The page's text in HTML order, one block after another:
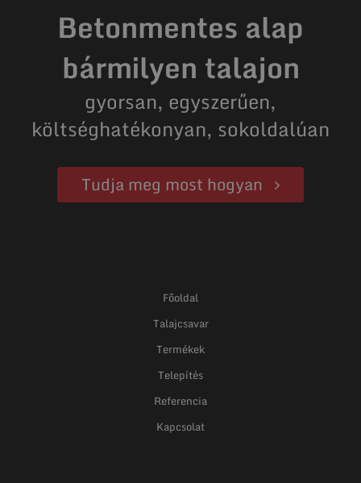
Betonmentes alap
bármilyen talajon
gyorsan, egyszerűen,
költséghatékonyan, sokoldalúan
Tudja meg most hogyan
Főoldal
Talajcsavar
Termékek
Telepítés
Referencia
Kapcsolat